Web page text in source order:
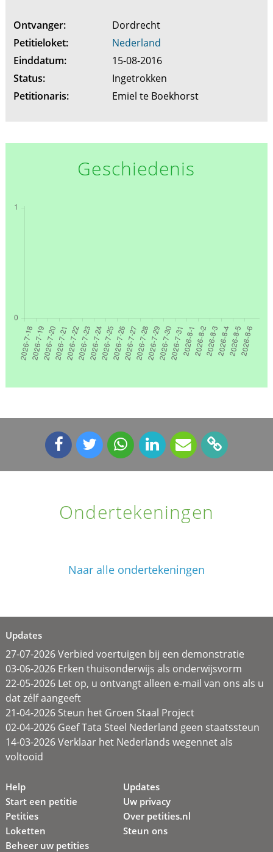
Ontvanger:
Dordrecht
Petitieloket:
Nederland
Einddatum:
15-08-2016
Status:
Ingetrokken
Petitionaris:
Emiel te Boekhorst
Geschiedenis
Ondertekeningen
Naar alle ondertekeningen
Updates
27-07-2026 Verbied voertuigen bij een demonstratie
03-06-2026 Erken thuisonderwijs als onderwijsvorm
22-05-2026 Let op, u ontvangt alleen e-mail van ons als u
dat zélf aangeeft
21-04-2026 Steun het Groen Staal Project
02-04-2026 Geef Tata Steel Nederland geen staatssteun
14-03-2026 Verklaar het Nederlands wegennet als
voltooid
Help
Start een petitie
Petities
Loketten
Beheer uw petities
Updates
Uw privacy
Over petities.nl
Steun ons